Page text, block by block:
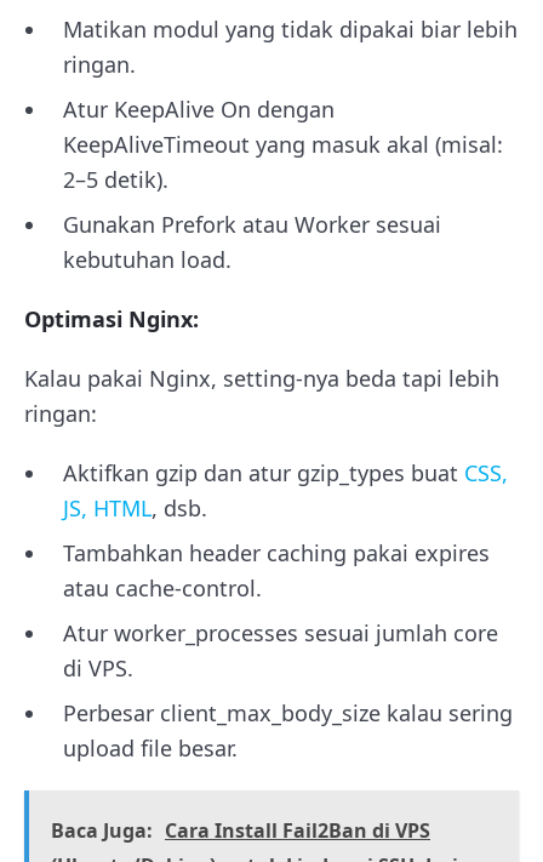
Matikan modul yang tidak dipakai biar lebih
ringan.
Atur KeepAlive On dengan
KeepAliveTimeout yang masuk akal (misal:
2–5 detik).
Gunakan Prefork atau Worker sesuai
kebutuhan load.
Optimasi Nginx:
Kalau pakai Nginx, setting-nya beda tapi lebih
ringan:
Aktifkan gzip dan atur gzip_types buat CSS,
JS, HTML, dsb.
Tambahkan header caching pakai expires
atau cache-control.
Atur worker_processes sesuai jumlah core
di VPS.
Perbesar client_max_body_size kalau sering
upload file besar.
Baca Juga: Cara Install Fail2Ban di VPS